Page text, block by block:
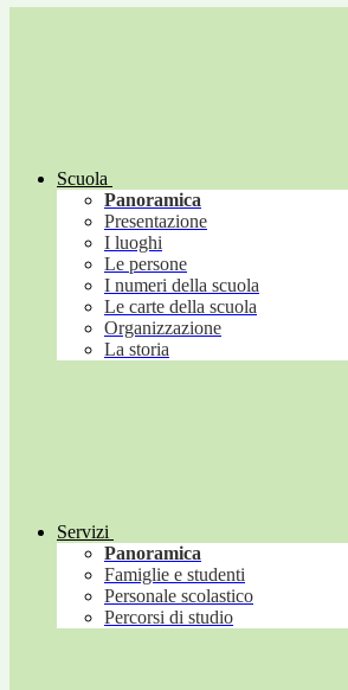
Scuola
Panoramica
Presentazione
I luoghi
Le persone
I numeri della scuola
Le carte della scuola
Organizzazione
La storia
Servizi
Panoramica
Famiglie e studenti
Personale scolastico
Percorsi di studio